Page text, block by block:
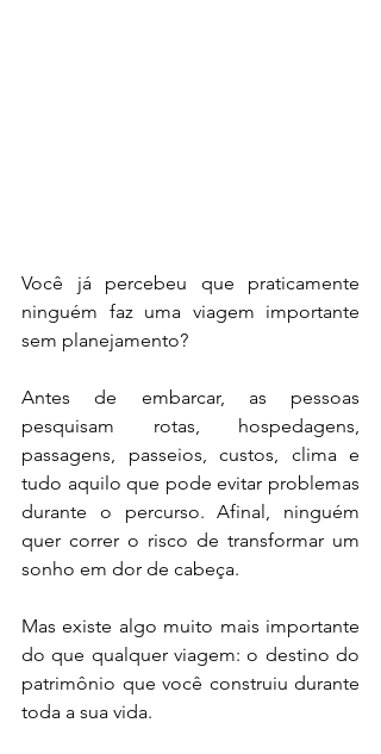
Você já percebeu que praticamente
ninguém faz uma viagem importante
sem planejamento?
Antes de embarcar, as pessoas
pesquisam rotas, hospedagens,
passagens, passeios, custos, clima e
tudo aquilo que pode evitar problemas
durante o percurso. Afinal, ninguém
quer correr o risco de transformar um
sonho em dor de cabeça.
Mas existe algo muito mais importante
do que qualquer viagem: o destino do
patrimônio que você construiu durante
toda a sua vida.